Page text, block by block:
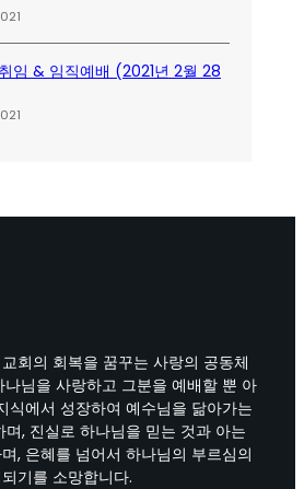
임 & 임직예배 (2021년 2월 28
회의 회복을 꿈꾸는 사랑의 공동체
님을 사랑하고 그분을 예배할 뿐 아
식에서 성장하여 예수님을 닮아가는
, 진실로 하나님을 믿는 것과 아는
, 은혜를 넘어서 하나님의 부르심의
기를 소망합니다.